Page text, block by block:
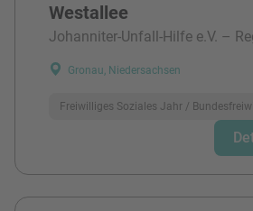
Westallee
Johanniter-Unfall-Hilfe e.V. –
Gronau, Niedersachsen
Freiwilliges Soziales Jahr /